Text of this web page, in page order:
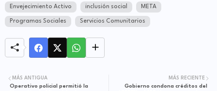
Envejecimiento Activo inclusión social META
Programas Sociales Servicios Comunitarios
MÁS RECIENTE
Gobierno condona créditos del
MÁS ANTIGUA
Operativo policial permitió la